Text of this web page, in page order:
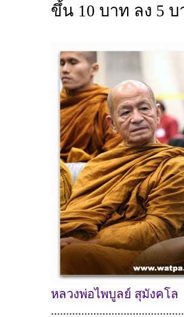
ขึ้น 10 บาท ลง 5 บ
หลวงพ่อไพบูลย์ สุมังคโล